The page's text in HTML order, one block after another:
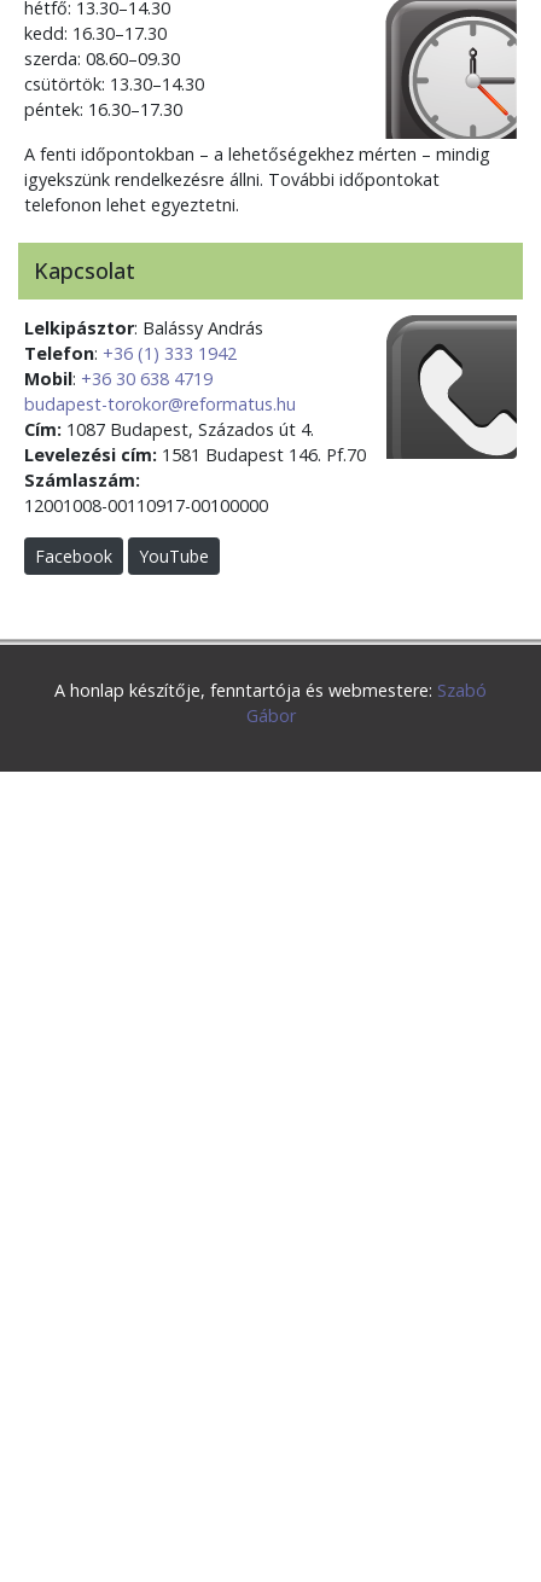
hétfő: 13.30–14.30
kedd: 16.30–17.30
szerda: 08.60–09.30
csütörtök: 13.30–14.30
péntek: 16.30–17.30
A fenti időpontokban – a lehetőségekhez mérten – mindig
igyekszünk rendelkezésre állni. További időpontokat
telefonon lehet egyeztetni.
Kapcsolat
Lelkipásztor: Balássy András
Telefon: +36 (1) 333 1942
Mobil: +36 30 638 4719
budapest-torokor@reformatus.hu
Cím: 1087 Budapest, Százados út 4.
Levelezési cím: 1581 Budapest 146. Pf.70
Számlaszám:
12001008-00110917-00100000
Facebook YouTube
A honlap készítője, fenntartója és webmestere: Szabó
Gábor